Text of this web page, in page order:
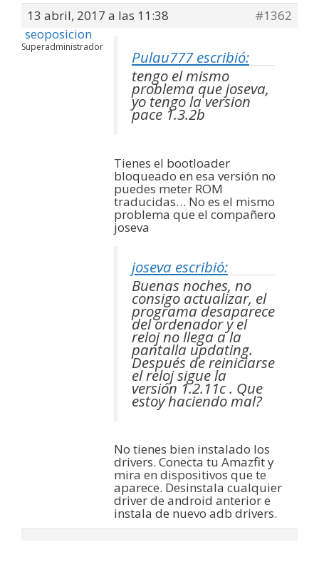
13 abril, 2017 a las 11:38
#1362
seoposicion
Superadministrador
Pulau777 escribió:
tengo el mismo
problema que joseva,
yo tengo la version
pace 1.3.2b
Tienes el bootloader
bloqueado en esa versión no
puedes meter ROM
traducidas… No es el mismo
problema que el compañero
joseva
joseva escribió:
Buenas noches, no
consigo actualizar, el
programa desaparece
del ordenador y el
reloj no llega a la
pantalla updating.
Después de reiniciarse
el reloj sigue la
versión 1.2.11c . Que
estoy haciendo mal?
No tienes bien instalado los
drivers. Conecta tu Amazfit y
mira en dispositivos que te
aparece. Desinstala cualquier
driver de android anterior e
instala de nuevo adb drivers.